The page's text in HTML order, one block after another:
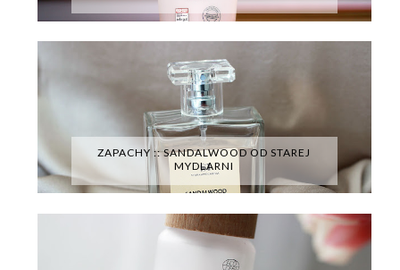
ZAPACHY :: SANDALWOOD OD STAREJ
MYDLARNI